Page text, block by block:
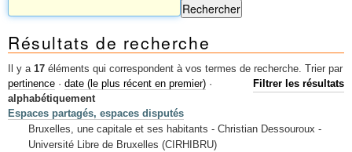
Permis d'urbanisme
Cartographie
Etudes et publications
Mots-clés
Renseignements urbanistiques
Résultats de recherche
Il y a 17 éléments qui correspondent à vos termes de recherche.
Filtrer les résultats
Trier par
pertinence · date (le plus récent en premier) ·
alphabétiquement
Espaces partagés, espaces disputés
Bruxelles, une capitale et ses habitants - Christian Dessouroux -
Université Libre de Bruxelles (CIRHIBRU)